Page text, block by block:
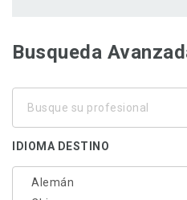
Busqueda
IDIOMA DESTINO